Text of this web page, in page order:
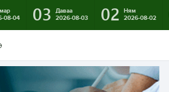
08-04
03
Даваа
2026-08-03
02
Ням
2026-08-02